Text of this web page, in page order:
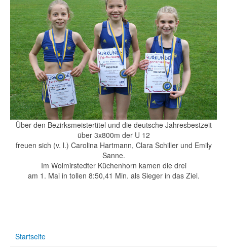
Über den Bezirksmeistertitel und die deutsche Jahresbestzeit
über 3x800m der U 12
freuen sich (v. l.) Carolina Hartmann, Clara Schiller und Emily
Sanne.
Im Wolmirstedter Küchenhorn kamen die drei
am 1. Mai in tollen 8:50,41 Min. als Sieger in das Ziel.
Startseite